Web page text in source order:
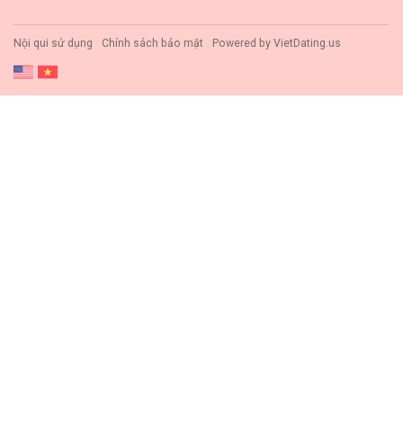
Nội qui sử dụng Chính sách bảo mật Powered by VietDating.us